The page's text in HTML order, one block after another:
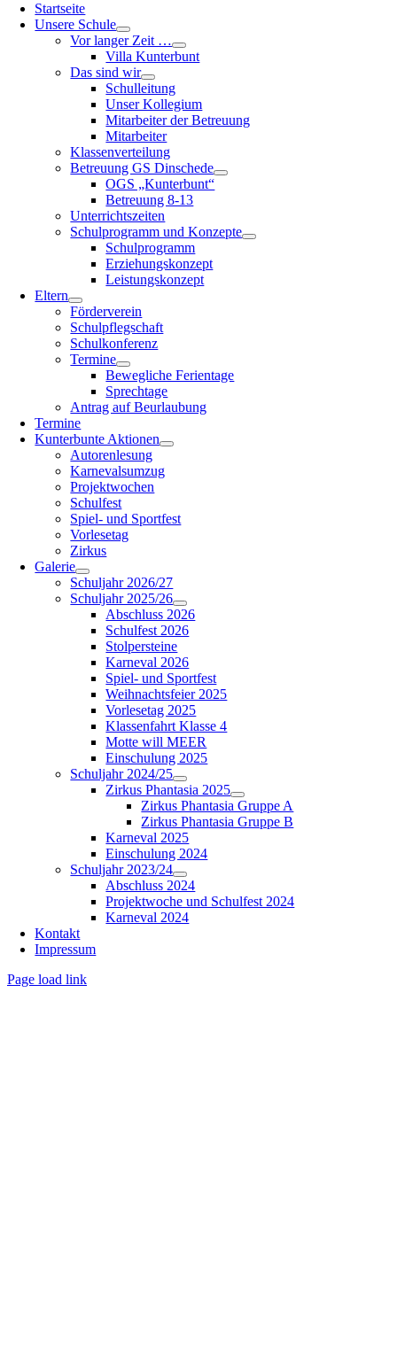
Startseite
Unsere Schule
Vor langer Zeit …
Villa Kunterbunt
Das sind wir
Schulleitung
Unser Kollegium
Mitarbeiter der Betreuung
Mitarbeiter
Klassenverteilung
Betreuung GS Dinschede
OGS „Kunterbunt“
Betreuung 8-13
Unterrichtszeiten
Schulprogramm und Konzepte
Schulprogramm
Erziehungskonzept
Leistungskonzept
Eltern
Förderverein
Schulpflegschaft
Schulkonferenz
Termine
Bewegliche Ferientage
Sprechtage
Antrag auf Beurlaubung
Termine
Kunterbunte Aktionen
Autorenlesung
Karnevalsumzug
Projektwochen
Schulfest
Spiel- und Sportfest
Vorlesetag
Zirkus
Galerie
Schuljahr 2026/27
Schuljahr 2025/26
Abschluss 2026
Schulfest 2026
Stolpersteine
Karneval 2026
Spiel- und Sportfest
Weihnachtsfeier 2025
Vorlesetag 2025
Klassenfahrt Klasse 4
Motte will MEER
Einschulung 2025
Schuljahr 2024/25
Zirkus Phantasia 2025
Zirkus Phantasia Gruppe A
Zirkus Phantasia Gruppe B
Karneval 2025
Einschulung 2024
Schuljahr 2023/24
Abschluss 2024
Projektwoche und Schulfest 2024
Karneval 2024
Kontakt
Impressum
Page load link